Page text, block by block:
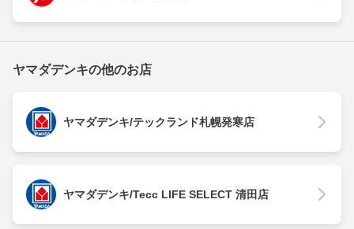
ヤマダデンキの他のお店
ヤマダデンキ/テックランド札幌発寒店
ヤマダデンキ/Tecc LIFE SELECT 清田店